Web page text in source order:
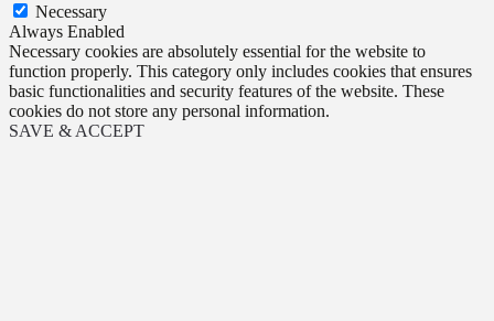
Necessary
Always Enabled
Necessary cookies are absolutely essential for the website to
function properly. This category only includes cookies that ensures
basic functionalities and security features of the website. These
cookies do not store any personal information.
SAVE & ACCEPT